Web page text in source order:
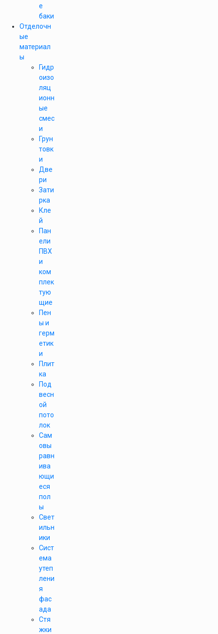
е
баки
Отделочн
ые
материал
ы
Гидр
оизо
ляц
ионн
ые
смес
и
Грун
товк
и
Две
ри
Зати
рка
Кле
й
Пан
ели
ПВХ
и
ком
плек
тую
щие
Пен
ы и
герм
етик
и
Плит
ка
Под
весн
ой
пото
лок
Сам
овы
равн
ива
ющи
еся
пол
ы
Свет
ильн
ики
Сист
ема
утеп
лени
я
фас
ада
Стя
жки